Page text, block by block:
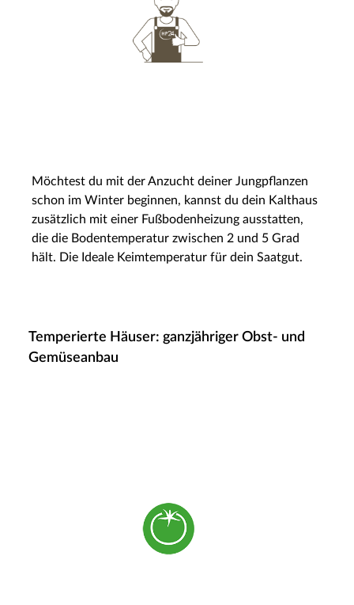
Möchtest du mit der Anzucht deiner Jungpflanzen
schon im Winter beginnen, kannst du dein Kalthaus
zusätzlich mit einer Fußbodenheizung ausstatten,
die die Bodentemperatur zwischen 2 und 5 Grad
hält. Die Ideale Keimtemperatur für dein Saatgut.
Temperierte Häuser: ganzjähriger Obst- und
Gemüseanbau